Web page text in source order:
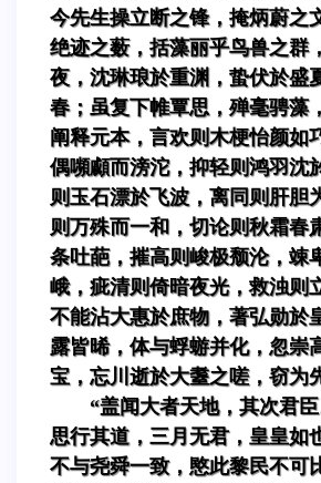
今先生操立断之锋，掩炳蔚之
绝迹之薮，括藻丽乎鸟兽之群
夜，沈琳琅於重渊，蛰伏於盛
春；虽复下帷覃思，殚毫骋藻
阐释元本，言欢则木梗怡颜如
偶嚬顣而滂沱，抑轻则鸿羽沈
则玉石漂於飞波，离同则肝胆
则万殊而一和，切论则秋霜春
条吐葩，摧高则峻极颓沦，竦
峨，疵清则倚暗夜光，救浊则
不能沾大惠於庶物，著弘勋於
露皆晞，体与蜉蝣并化，忽崇
宝，忘川逝於大耋之嗟，窃为
“盖闻大者天地，其次君
思行其道，三月无君，皇皇如
不与尧舜一致，愍此黎民不可